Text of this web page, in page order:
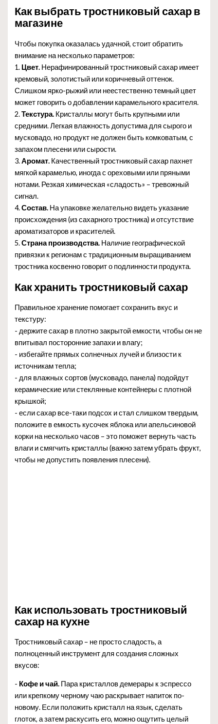
Как выбрать тростниковый сахар в
магазине
Чтобы покупка оказалась удачной, стоит обратить
внимание на несколько параметров:
1. Цвет. Нерафинированный тростниковый сахар имеет
кремовый, золотистый или коричневый оттенок.
Слишком ярко-рыжий или неестественно темный цвет
может говорить о добавлении карамельного красителя.
2.Текстура. Кристаллы могут быть крупными или
средними. Легкая влажность допустима для сырого и
мусковадо, но продукт не должен быть комковатым, с
запахом плесени или сырости.
3.Аромат. Качественный тростниковый сахар пахнет
мягкой карамелью, иногда с ореховыми или пряными
нотами. Резкая химическая «сладость» – тревожный
сигнал.
4.Состав. На упаковке желательно видеть указание
происхождения (из сахарного тростника) и отсутствие
ароматизаторов и красителей.
5.Страна производства. Наличие географической
привязки к регионам с традиционным выращиванием
тростника косвенно говорит о подлинности продукта.
Как хранить тростниковый сахар
Правильное хранение помогает сохранить вкус и
текстуру:
- держите сахар в плотно закрытой емкости, чтобы он не
впитывал посторонние запахи и влагу;
- избегайте прямых солнечных лучей и близости к
источникам тепла;
- для влажных сортов (мусковадо, панела) подойдут
керамические или стеклянные контейнеры с плотной
крышкой;
- если сахар все-таки подсох и стал слишком твердым,
положите в емкость кусочек яблока или апельсиновой
корки на несколько часов – это поможет вернуть часть
влаги и смягчить кристаллы (важно затем убрать фрукт,
чтобы не допустить появления плесени).
Как использовать тростниковый
сахар на кухне
Тростниковый сахар – не просто сладость, а
полноценный инструмент для создания сложных
вкусов:
- Кофе и чай. Пара кристаллов демерары к эспрессо
или крепкому черному чаю раскрывает напиток по-
новому. Если положить кристалл на язык, сделать
глоток, а затем раскусить его, можно ощутить целый